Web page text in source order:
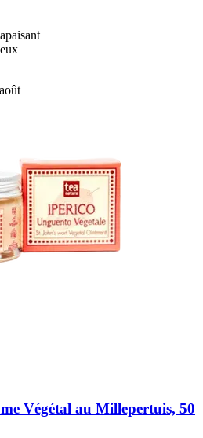
Végétal au Millepertuis, 50